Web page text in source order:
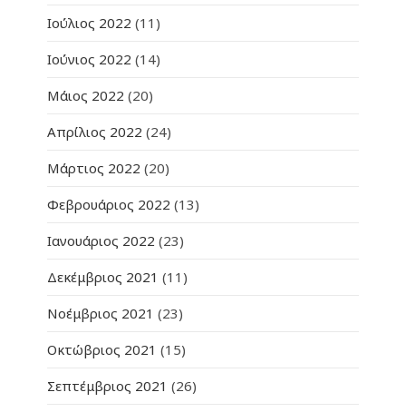
Ιούλιος 2022 (11)
Ιούνιος 2022 (14)
Μάιος 2022 (20)
Απρίλιος 2022 (24)
Μάρτιος 2022 (20)
Φεβρουάριος 2022 (13)
Ιανουάριος 2022 (23)
Δεκέμβριος 2021 (11)
Νοέμβριος 2021 (23)
Οκτώβριος 2021 (15)
Σεπτέμβριος 2021 (26)